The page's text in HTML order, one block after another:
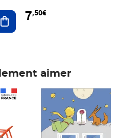
Ajouter au panier
7,50€
aimer
Prix 7,50€